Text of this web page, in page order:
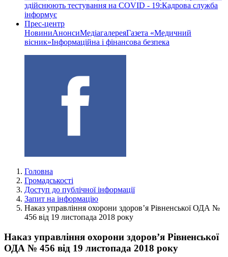
здійснюють тестування на COVID - 19:Кадрова служба
інформує
Прес-центр
НовиниАнонсиМедіагалереяГазета «Медичний
вісник»Інформаційна і фінансова безпека
Головна
Громадськості
Доступ до публічної інформації
Запит на інформацію
Наказ управління охорони здоров’я Рівненської ОДА №
456 від 19 листопада 2018 року
Наказ управління охорони здоров’я Рівненської
ОДА № 456 від 19 листопада 2018 року